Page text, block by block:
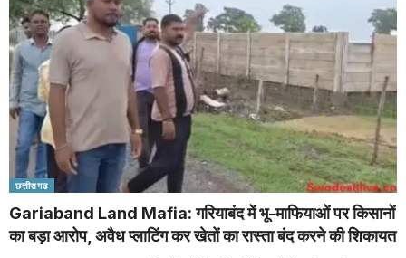
छत्तीसगढ
Gariaband Land Mafia: गरियाबंद में भू-माफियाओं पर किसानों
का बड़ा आरोप, अवैध प्लाटिंग कर खेतों का रास्ता बंद करने की शिकायत